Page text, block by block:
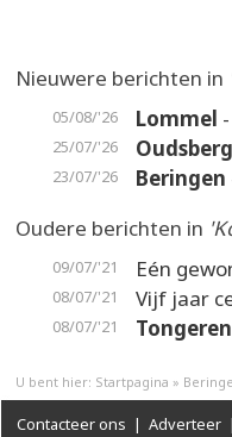
Nieuwere berichten in
05/08/'26 Lommel
25/07/'26
23/07/'26 Beringen
Oudere berichten in
09/07/'21 Eén
08/07/'21 Vijf jaar
08/07/'21 Tongeren
U bent hier: Startpagina »
Contacteer ons | Adverteer |